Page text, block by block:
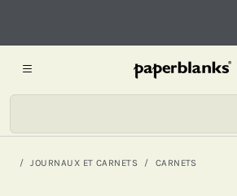
JOURNAUX ET CARNETS CARNETS